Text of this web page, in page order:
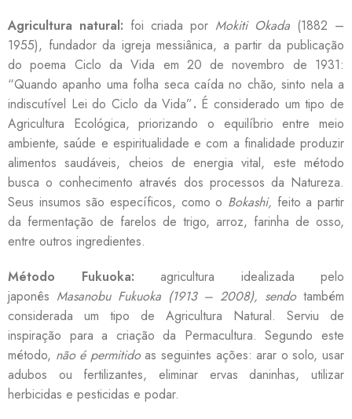
Agricultura natural: foi criada por Mokiti Okada (1882 –
1955), fundador da igreja messiânica, a partir da publicação
do poema Ciclo da Vida em 20 de novembro de 1931:
“Quando apanho uma folha seca caída no chão, sinto nela a
indiscutível Lei do Ciclo da Vida”. É considerado um tipo de
Agricultura Ecológica, priorizando o equilíbrio entre meio
ambiente, saúde e espiritualidade e com a finalidade produzir
alimentos saudáveis, cheios de energia vital, este método
busca o conhecimento através dos processos da Natureza.
Seus insumos são específicos, como o Bokashi, feito a partir
da fermentação de farelos de trigo, arroz, farinha de osso,
entre outros ingredientes.
Método Fukuoka: agricultura idealizada pelo
japonês Masanobu Fukuoka (1913 – 2008), sendotambém
considerada um tipo de Agricultura Natural. Serviu de
inspiração para a criação da Permacultura. Segundo este
método, não é permitidoas seguintes ações: arar o solo, usar
adubos ou fertilizantes, eliminar ervas daninhas, utilizar
herbicidas e pesticidas e podar.